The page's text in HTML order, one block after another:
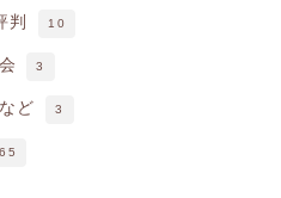
判 10
3
ど 3
65